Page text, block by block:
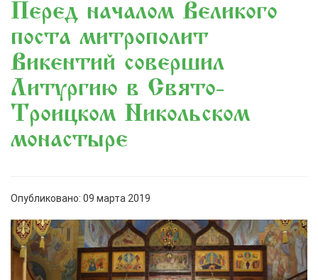
Перед началом Великого
поста митрополит
Викентий совершил
Литургию в Свято-
Троицком Никольском
монастыре
Опубликовано: 09 марта 2019